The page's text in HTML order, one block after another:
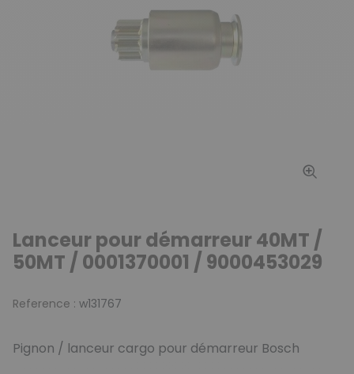
Lanceur pour démarreur 40MT /
50MT / 0001370001 / 9000453029
Reference : w131767
Pignon / lanceur cargo pour démarreur Bosch